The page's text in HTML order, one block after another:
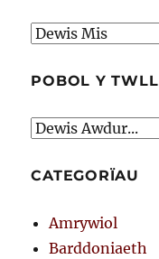
Archif
POBOL Y TWLL
CATEGORÏAU
Amrywiol
Barddoniaeth